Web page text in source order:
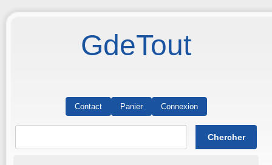
GdeTout
Contact Panier Connexion